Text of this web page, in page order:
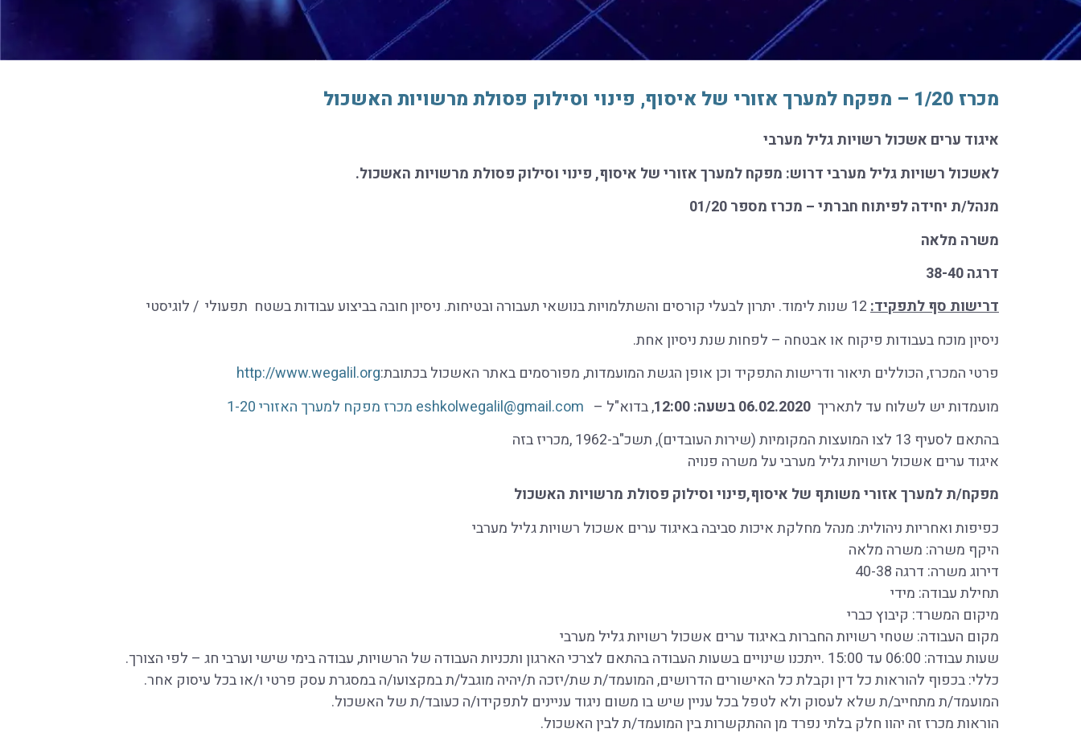
מכרז 1/20 – מפקח למערך אזורי של איסוף, פינוי וסילוק פסולת מרשויות האשכול
איגוד ערים אשכול רשויות גליל מערבי
לאשכול רשויות גליל מערבי דרוש: מפקח למערך אזורי של איסוף, פינוי וסילוק פסולת מרשויות האשכול.
מנהל/ת יחידה לפיתוח חברתי – מכרז מספר 01/20
משרה מלאה
דרגה 38-40
דרישות סף לתפקיד:
ניסיון מוכח בעבודות פיקוח או אבטחה – לפחות שנת ניסיון אחת.
פרטי המכרז, הכוללים תיאור ודרישות התפקיד וכן אופן הגשת המועמדות, מפורסמים באתר האשכול בכתובת:http://www.wegalil.org
מועמדות יש לשלוח עד לתאריך 06.02.2020 בשעה: 12:00 , בדוא"ל – eshkolwegalil@gmail.com מכרז מפקח למערך האזורי 1-20
בהתאם לסעיף 13 לצו המועצות המקומיות (שירות העובדים), תשכ"ב-1962 ,מכריז בזה
איגוד ערים אשכול רשויות גליל מערבי על משרה פנויה
מפקח/ת למערך אזורי משותף של איסוף,פינוי וסילוק פסולת מרשויות האשכול
כפיפות ואחריות ניהולית: מנהל מחלקת איכות סביבה באיגוד ערים אשכול רשויות גליל מערבי
היקף משרה: משרה מלאה
דירוג משרה: דרגה 40-38
תחילת עבודה: מידי
מיקום המשרד: קיבוץ כברי
מקום העבודה: שטחי רשויות החברות באיגוד ערים אשכול רשויות גליל מערבי
שעות עבודה: 06:00 עד 15:00 .ייתכנו שינויים בשעות העבודה בהתאם לצרכי הארגון ותכניות העבודה של הרשויות, עבודה בימי שישי וערבי חג – לפי הצורך.
כללי: בכפוף להוראות כל דין וקבלת כל האישורים הדרושים, המועמד/ת שת/יזכה ת/יהיה מוגבל/ת במקצועו/ה במסגרת עסק פרטי ו/או בכל עיסוק אחר.
המועמד/ת מתחייב/ת שלא לעסוק ולא לטפל בכל עניין שיש בו משום ניגוד עניינים לתפקידו/ה כעובד/ת של האשכול.
הוראות מכרז זה יהוו חלק בלתי נפרד מן ההתקשרות בין המועמד/ת לבין האשכול.